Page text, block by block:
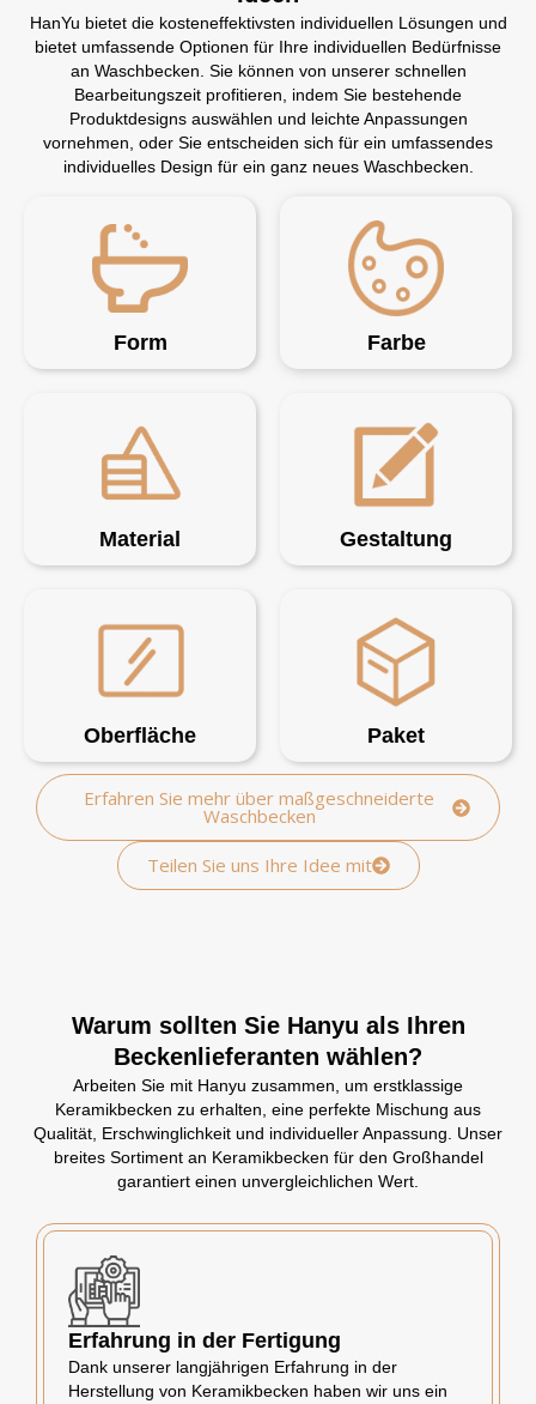
HanYu bietet die kosteneffektivsten individuellen Lösungen und
bietet umfassende Optionen für Ihre individuellen Bedürfnisse
an Waschbecken. Sie können von unserer schnellen
Bearbeitungszeit profitieren, indem Sie bestehende
Produktdesigns auswählen und leichte Anpassungen
vornehmen, oder Sie entscheiden sich für ein umfassendes
individuelles Design für ein ganz neues Waschbecken.
Form Farbe
Material Gestaltung
Oberfläche Paket
Erfahren Sie mehr über maßgeschneiderte
Waschbecken
Teilen Sie uns Ihre Idee mit
Warum sollten Sie Hanyu als Ihren
Beckenlieferanten wählen?
Arbeiten Sie mit Hanyu zusammen, um erstklassige
Keramikbecken zu erhalten, eine perfekte Mischung aus
Qualität, Erschwinglichkeit und individueller Anpassung. Unser
breites Sortiment an Keramikbecken für den Großhandel
garantiert einen unvergleichlichen Wert.
Erfahrung in der Fertigung
Dank unserer langjährigen Erfahrung in der
Herstellung von Keramikbecken haben wir uns ein